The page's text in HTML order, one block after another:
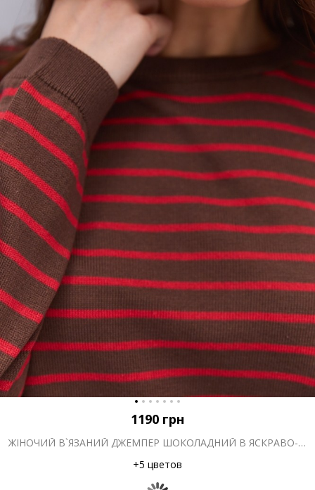
1190 грн
ЖІНОЧИЙ В`ЯЗАНИЙ ДЖЕМПЕР ШОКОЛАДНИЙ В ЯСКРАВО-РОЖЕВУ СМУЖКУ
+5 цветов